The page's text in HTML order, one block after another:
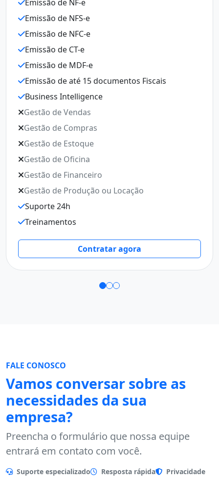
Emissão de NF-e
Emissão de NFS-e
Emissão de NFC-e
Emissão de CT-e
Emissão de MDF-e
Emissão de até 15 documentos Fiscais
Business Intelligence
Gestão de Vendas
Gestão de Compras
Gestão de Estoque
Gestão de Oficina
Gestão de Financeiro
Gestão de Produção ou Locação
Suporte 24h
Treinamentos
Contratar agora
FALE CONOSCO
Vamos conversar sobre as
necessidades da sua
empresa?
Preencha o formulário que nossa equipe
entrará em contato com você.